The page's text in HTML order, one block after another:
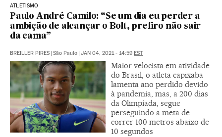
ATLETISMO
Paulo André Camilo: “Se um dia eu perder a
ambição de alcançar o Bolt, prefiro não sair
da cama”
BREILLER PIRES São Paulo JAN 04, 2021 - 14:59 EST
Maior velocista em atividade
do Brasil, o atleta capixaba
lamenta ano perdido devido
à pandemia, mas, a 200 dias
da Olimpíada, segue
perseguindo a meta de
correr 100 metros abaixo de
10 segundos